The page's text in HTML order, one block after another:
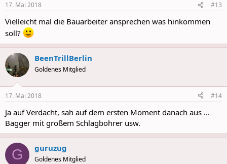
17. Mai 2018 #13
Vielleicht mal die Bauarbeiter ansprechen was hinkommen
soll?
BeenTrillBerlin
Goldenes Mitglied
17. Mai 2018 #14
Ja auf Verdacht, sah auf dem ersten Moment danach aus ...
Bagger mit großem Schlagbohrer usw.
G guruzug
Goldenes Mitglied